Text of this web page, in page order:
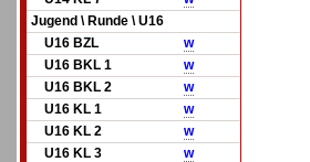
Jugend \ Runde \ U16
U16 BZL
w
U16 BKL 1
w
U16 BKL 2
w
U16 KL 1
w
U16 KL 2
w
U16 KL 3
w